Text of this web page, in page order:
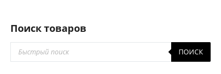
Поиск товаров
товаров
ПОИСК